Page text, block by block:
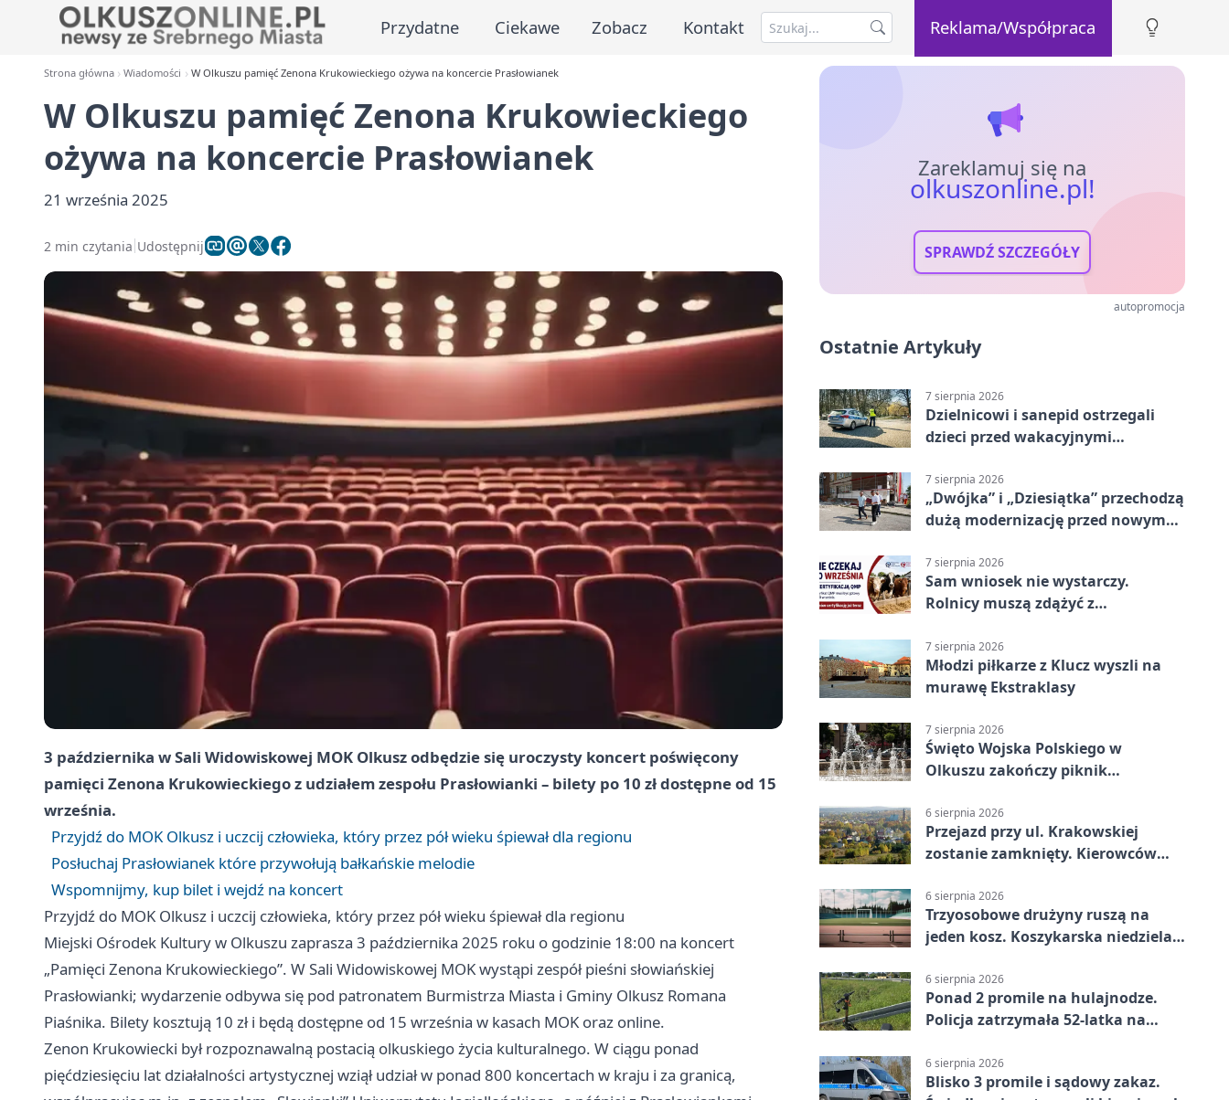
Przydatne Ciekawe Zobacz Kontakt Reklama/Współpraca
Strona główna Wiadomości W Olkuszu pamięć Zenona Krukowieckiego ożywa na koncercie Prasłowianek
W Olkuszu pamięć Zenona Krukowieckiego
ożywa na koncercie Prasłowianek
21 września 2025
2 min czytania Udostępnij
3 października w Sali Widowiskowej MOK Olkusz odbędzie się uroczysty koncert poświęcony
pamięci Zenona Krukowieckiego z udziałem zespołu Prasłowianki – bilety po 10 zł dostępne od 15
września.
Przyjdź do MOK Olkusz i uczcij człowieka, który przez pół wieku śpiewał dla regionu
Posłuchaj Prasłowianek które przywołują bałkańskie melodie
Wspomnijmy, kup bilet i wejdź na koncert
Przyjdź do MOK Olkusz i uczcij człowieka, który przez pół wieku śpiewał dla regionu
Miejski Ośrodek Kultury w Olkuszu zaprasza 3 października 2025 roku o godzinie 18:00 na koncert
„Pamięci Zenona Krukowieckiego”. W Sali Widowiskowej MOK wystąpi zespół pieśni słowiańskiej
Prasłowianki; wydarzenie odbywa się pod patronatem Burmistrza Miasta i Gminy Olkusz Romana
Piaśnika. Bilety kosztują 10 zł i będą dostępne od 15 września w kasach MOK oraz online.
Zenon Krukowiecki był rozpoznawalną postacią olkuskiego życia kulturalnego. W ciągu ponad
pięćdziesięciu lat działalności artystycznej wziął udział w ponad 800 koncertach w kraju i za granicą,
Zareklamuj się na
olkuszonline.pl!
SPRAWDŹ SZCZEGÓŁY
autopromocja
Ostatnie Artykuły
7 sierpnia 2026
Dzielnicowi i sanepid ostrzegali
dzieci przed wakacyjnymi
7 sierpnia 2026
„Dwójka” i „Dziesiątka” przechodzą
dużą modernizację przed nowym
7 sierpnia 2026
Sam wniosek nie wystarczy.
Rolnicy muszą zdążyć z
7 sierpnia 2026
Młodzi piłkarze z Klucz wyszli na
murawę Ekstraklasy
7 sierpnia 2026
Święto Wojska Polskiego w
Olkuszu zakończy piknik
6 sierpnia 2026
Przejazd przy ul. Krakowskiej
zostanie zamknięty. Kierowców
6 sierpnia 2026
Trzyosobowe drużyny ruszą na
jeden kosz. Koszykarska niedziela
6 sierpnia 2026
Ponad 2 promile na hulajnodze.
Policja zatrzymała 52-latka na
6 sierpnia 2026
Blisko 3 promile i sądowy zakaz.